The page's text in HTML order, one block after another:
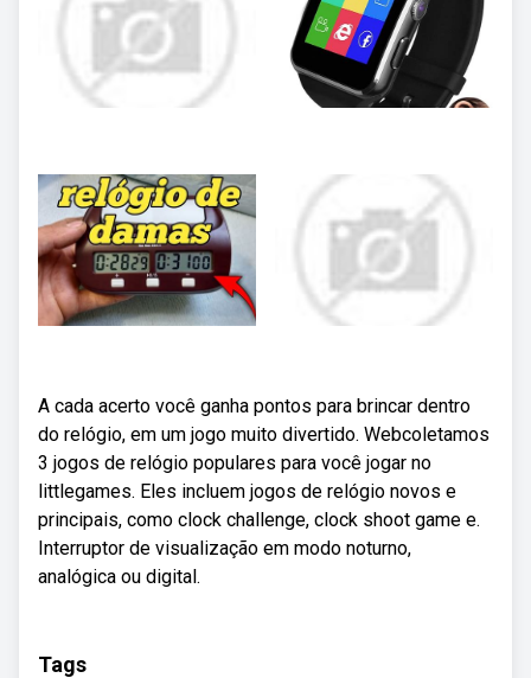
A cada acerto você ganha pontos para brincar dentro
do relógio, em um jogo muito divertido. Webcoletamos
3 jogos de relógio populares para você jogar no
littlegames. Eles incluem jogos de relógio novos e
principais, como clock challenge, clock shoot game e.
Interruptor de visualização em modo noturno,
analógica ou digital.
Tags